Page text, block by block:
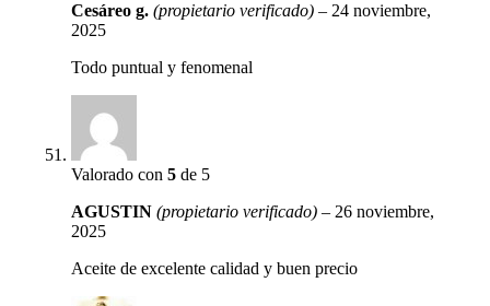
Cesáreo g.(propietario verificado) – 24 noviembre,
2025
Todo puntual y fenomenal
Valorado con5 de 5
AGUSTIN(propietario verificado) – 26 noviembre,
2025
Aceite de excelente calidad y buen precio